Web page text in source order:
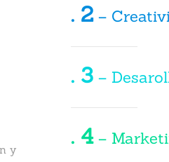
y
. 2–
. 3–
. 4–